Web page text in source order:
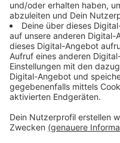
messen - ob trocken,
wissen die
gestreut werden
Veröffentlicht:Mittwoch,
Anzeige